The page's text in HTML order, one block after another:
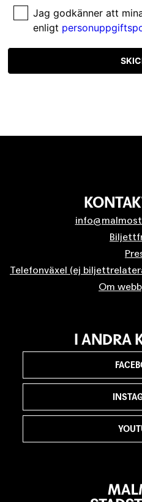
Jag godkänner att
enligt
Telefonväxel (ej
Om
I ANDRA